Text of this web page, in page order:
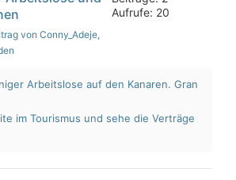
von Conny_Adeje,
Aufrufe: 20
Arbeitslose auf den Kanaren. Gran
im Tourismus und sehe die Verträge